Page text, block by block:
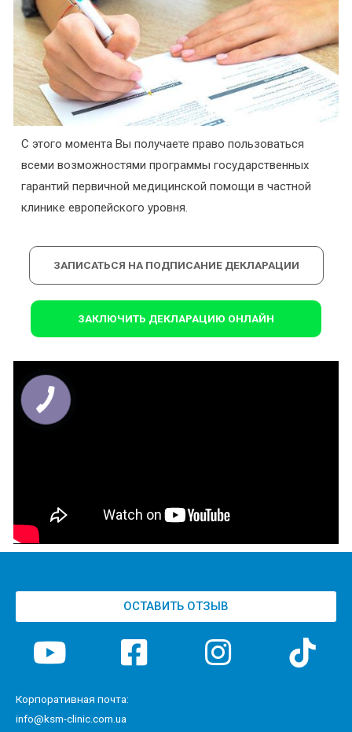
С этого момента Вы получаете право пользоваться
всеми возможностями программы государственных
гарантий первичной медицинской помощи в частной
клинике европейского уровня.
ЗАПИСАТЬСЯ НА ПОДПИСАНИЕ ДЕКЛАРАЦИИ
ЗАКЛЮЧИТЬ ДЕКЛАРАЦИЮ ОНЛАЙН
ОСТАВИТЬ ОТЗЫВ
Корпоративная почта:
info@ksm-clinic.com.ua